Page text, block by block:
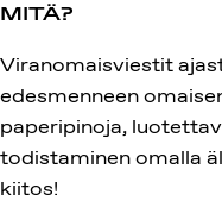
MITÄ?
Viranomaisviestit
edesmenneen
paperipinoja,
todistaminen omalla
kiitos!